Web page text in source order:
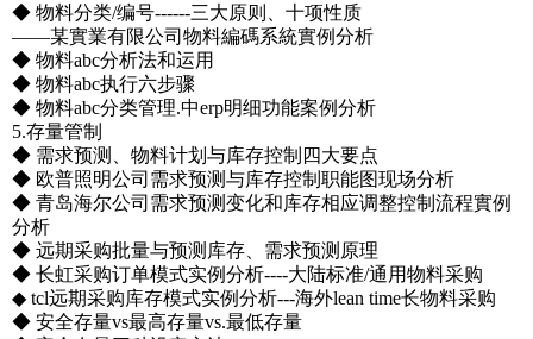
◆ 物料分类/编号------三大原则、十项性质
――某實業有限公司物料編碼系統實例分析
◆ 物料abc分析法和运用
◆ 物料abc执行六步骤
◆ 物料abc分类管理.中erp明细功能案例分析
5.存量管制
◆ 需求预测、物料计划与库存控制四大要点
◆ 欧普照明公司需求预测与库存控制职能图现场分析
◆ 青岛海尔公司需求预测变化和库存相应调整控制流程實例
分析
◆ 远期采购批量与预测库存、需求预测原理
◆ 长虹采购订单模式实例分析----大陆标准/通用物料采购
◆ tcl远期采购库存模式实例分析---海外lean time长物料采购
◆ 安全存量vs最高存量vs.最低存量